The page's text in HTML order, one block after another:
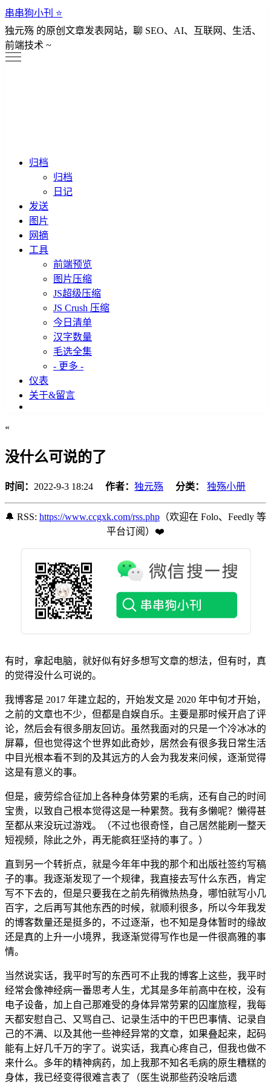
串串狗小刊 ⭐️
独元殇 的原创文章发表网站，聊 SEO、AI、互联网、生活、
前端技术 ~
归档
归档
日记
发送
图片
网摘
工具
前端预览
图片压缩
JS超级压缩
JS Crush 压缩
今日清单
汉字数量
毛选全集
- 更多 -
仪表
关于&留言
«
没什么可说的了
时间： 2022-9-3 18:24 作者： 独元殇 分类： 独殇小册
🔔 RSS: https://www.ccgxk.com/rss.php （欢迎在 Folo、Feedly 等
平台订阅️）❤️
有时，拿起电脑，就好似有好多想写文章的想法，但有时，真
的觉得没什么可说的。
我博客是 2017 年建立起的，开始发文是 2020 年中旬才开始，
之前的文章也不少，但都是自娱自乐。主要是那时候开启了评
论，然后会有很多朋友回访。虽然我面对的只是一个冷冰冰的
屏幕，但也觉得这个世界如此奇妙，居然会有很多我日常生活
中目光根本看不到的及其远方的人会为我发来问候，逐渐觉得
这是有意义的事。
但是，疲劳综合征加上各种身体劳累的毛病，还有自己的时间
宝贵，以致自己根本觉得这是一种累赘。我有多懒呢？懒得甚
至都从来没玩过游戏。（不过也很奇怪，自己居然能刷一整天
短视频，除此之外，再无能疯狂坚持的事了。）
直到另一个转折点，就是今年年中我的那个和出版社签约写稿
子的事。我逐渐发现了一个规律，我直接去写什么东西，肯定
写不下去的，但是只要我在之前先稍微热热身，哪怕就写小几
百字，之后再写其他东西的时候，就顺利很多，所以今年我发
的博客数量还是挺多的，不过逐渐，也不知是身体暂时的缘故
还是真的上升一小境界，我逐渐觉得写作也是一件很高雅的事
情。
当然说实话，我平时写的东西可不止我的博客上这些，我平时
经常会像神经病一番思考人生，尤其是多年前高中在校，没有
电子设备，加上自己那难受的身体异常劳累的囚崖旅程，我每
天都安慰自己、又骂自己、记录生活中的干巴巴事情、记录自
己的不满、以及其他一些神经异常的文章，如果叠起来，起码
能有上好几千万的字了。说实话，我真心疼自己，但我也做不
来什么。多年的精神病药，加上我那不知名毛病的原生糟糕的
身体，我已经变得很难言表了（医生说那些药没啥后遗